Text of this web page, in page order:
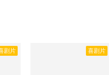
剧片 喜剧片